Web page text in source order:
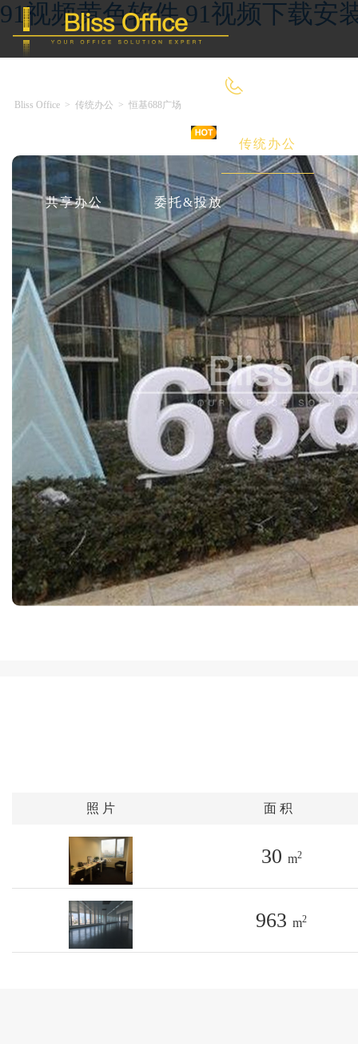
91视频黄色软件,91视频下载安
传统办公
共享办公 委托&投放
Bliss Office > 传统办公 > 恒基688广场
照 片 面 积
30 m2
963 m2